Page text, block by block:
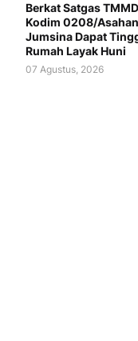
Berkat Satgas
Kodim 0208/
Jumsina Dapat
Rumah Layak Huni
07 Agustus, 2026